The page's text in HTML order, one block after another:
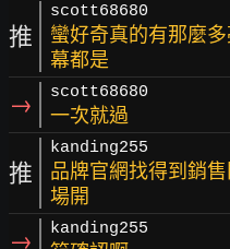
推
scott68680
蠻好奇真的有那麼
幕都是
→ scott68680
一次就過
推
kanding255
品牌官網找得到銷
場開
→ kanding255